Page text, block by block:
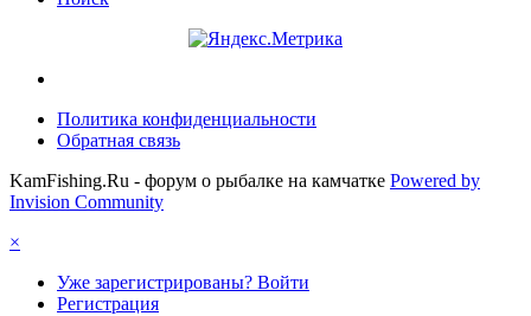
Политика конфиденциальности
Обратная связь
KamFishing.Ru - форум о рыбалке на камчатке Powered by
Invision Community
×
Уже зарегистрированы? Войти
Регистрация